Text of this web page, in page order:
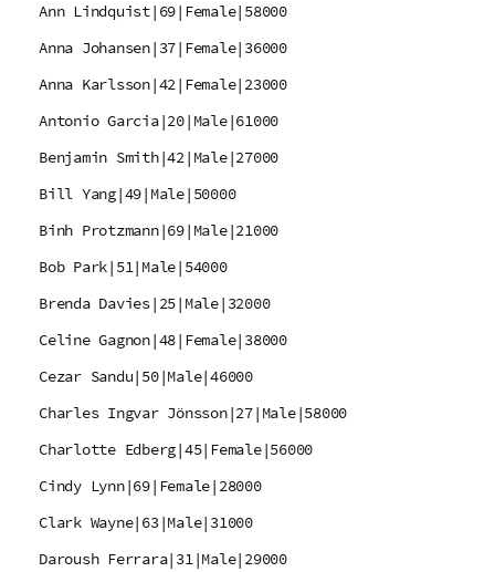
Ann Lindquist|69|Female|58000
Anna Johansen|37|Female|36000
Anna Karlsson|42|Female|23000
Antonio Garcia|20|Male|61000
Benjamin Smith|42|Male|27000
Bill Yang|49|Male|50000
Binh Protzmann|69|Male|21000
Bob Park|51|Male|54000
Brenda Davies|25|Male|32000
Celine Gagnon|48|Female|38000
Cezar Sandu|50|Male|46000
Charles Ingvar Jönsson|27|Male|58000
Charlotte Edberg|45|Female|56000
Cindy Lynn|69|Female|28000
Clark Wayne|63|Male|31000
Daroush Ferrara|31|Male|29000